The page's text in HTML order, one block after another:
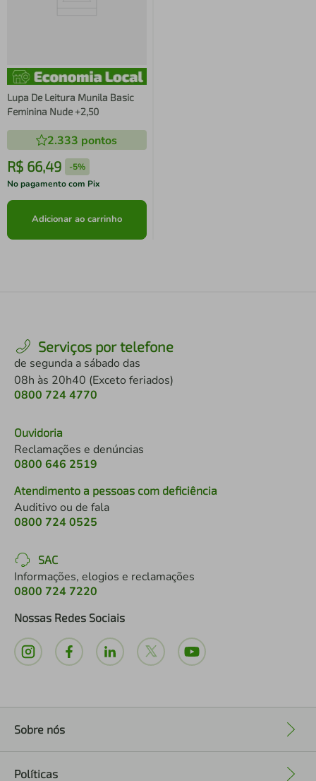
Lupa De Leitura Munila Basic
Feminina Nude +2,50
2.333 pontos
R$ 66,49 -5%
No pagamento com Pix
Adicionar ao carrinho
Serviços por telefone
de segunda a sábado das
08h às 20h40 (Exceto feriados)
0800 724 4770
Ouvidoria
Reclamações e denúncias
0800 646 2519
Atendimento a pessoas com deficiência
Auditivo ou de fala
0800 724 0525
SAC
Informações, elogios e reclamações
0800 724 7220
Nossas Redes Sociais
Sobre nós
Políticas